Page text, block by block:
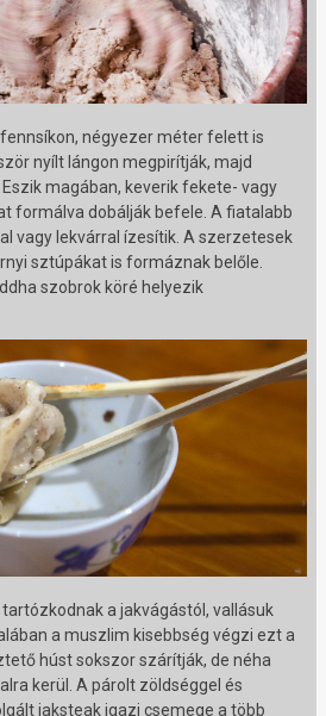
négyezer méter felett is
nyílt lángon megpirítják, majd
magában, keverik fekete- vagy
formálva dobálják befele. A fiatalabb
vagy lekvárral ízesítik. A szerzetesek
sztúpákat is formáznak belőle.
szobrok köré helyezik
a jakvágástól, vallásuk
a muszlim kisebbség végzi ezt a
húst sokszor szárítják, de néha
kerül. A párolt zöldséggel és
jaksteak igazi csemege a több